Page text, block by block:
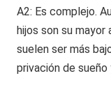
A2: Es complejo.
hijos son su
suelen ser más
privación de